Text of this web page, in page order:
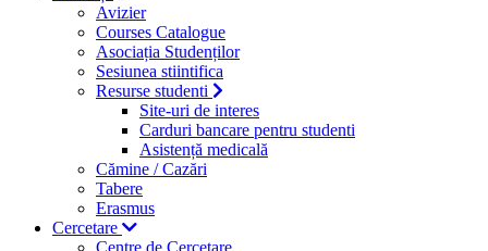
Avizier
Courses Catalogue
Asociația Studenților
Sesiunea stiintifica
Resurse studenti
Site-uri de interes
Carduri bancare pentru studenti
Asistență medicală
Cămine / Cazări
Tabere
Erasmus
Cercetare
Centre de Cercetare